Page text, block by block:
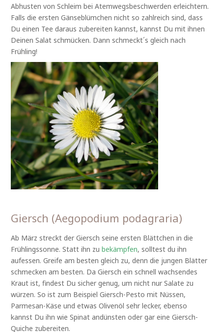
Abhusten von Schleim bei Atemwegsbeschwerden erleichtern.
Falls die ersten Gänseblümchen nicht so zahlreich sind, dass
Du einen Tee daraus zubereiten kannst, kannst Du mit ihnen
Deinen Salat schmücken. Dann schmeckt´s gleich nach
Frühling!
Giersch (Aegopodium podagraria)
Ab März streckt der Giersch seine ersten Blättchen in die
Frühlingssonne. Statt ihn zubekämpfen, solltest du ihn
aufessen. Greife am besten gleich zu, denn die jungen Blätter
schmecken am besten. Da Giersch ein schnell wachsendes
Kraut ist, findest Du sicher genug, um nicht nur Salate zu
würzen. So ist zum Beispiel Giersch-Pesto mit Nüssen,
Parmesan-Käse und etwas Olivenöl sehr lecker, ebenso
kannst Du ihn wie Spinat andünsten oder gar eine Giersch-
Quiche zubereiten.